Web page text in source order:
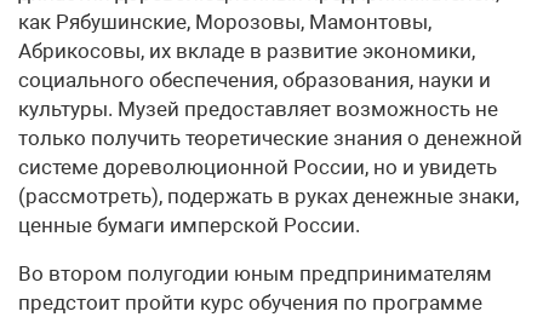
как Рябушинские, Морозовы, Мамонтовы,
Абрикосовы, их вкладе в развитие экономики,
социального обеспечения, образования, науки и
культуры. Музей предоставляет возможность не
только получить теоретические знания о денежной
системе дореволюционной России, но и увидеть
(рассмотреть), подержать в руках денежные знаки,
ценные бумаги имперской России.
Во втором полугодии юным предпринимателям
предстоит пройти курс обучения по программе